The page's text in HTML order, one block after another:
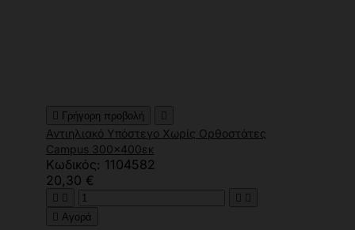
 Γρήγορη προβολή 
Αντιηλιακό Υπόστεγο Χωρίς Ορθοστάτες
Campus 300x400εκ
Κωδικός: 1104582
20,30 €
   
 Αγορά